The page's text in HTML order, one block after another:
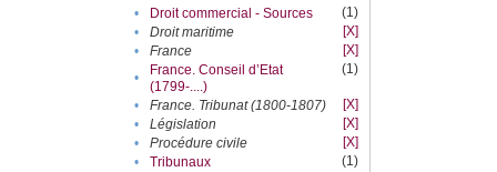
• Droit commercial - Sources
(1)
•
Droit maritime
[X]
•
France
[X]
•
France. Conseil d’Etat
(1799-....)
(1)
• France. Tribunat (1800-1807)
[X]
•
Législation
[X]
•
Procédure civile
[X]
•
Tribunaux
(1)